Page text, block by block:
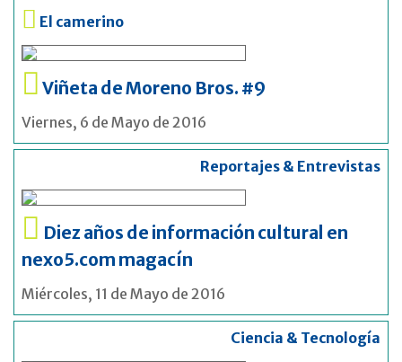
El camerino
Viñeta de Moreno Bros. #9
Viernes, 6 de Mayo de 2016
Reportajes & Entrevistas
Diez años de información cultural en
nexo5.com magacín
Miércoles, 11 de Mayo de 2016
Ciencia & Tecnología